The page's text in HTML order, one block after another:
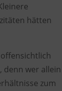
hätten
denn wer allein
zum